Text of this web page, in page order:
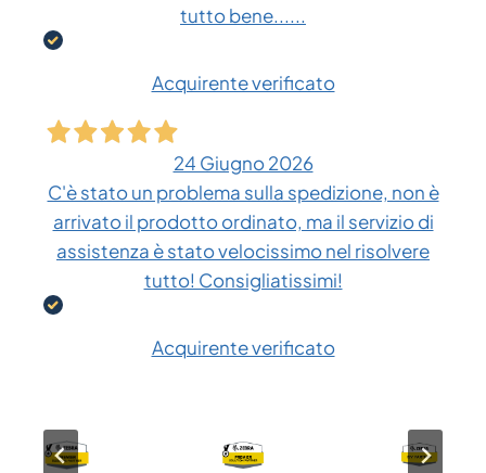
tutto bene......
Acquirente verificato
24 Giugno 2026
C'è stato un problema sulla spedizione, non è
arrivato il prodotto ordinato, ma il servizio di
assistenza è stato velocissimo nel risolvere
tutto! Consigliatissimi!
Acquirente verificato